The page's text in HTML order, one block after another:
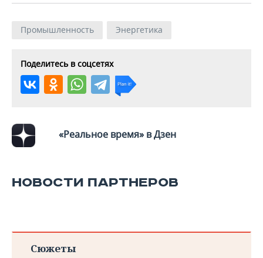
Промышленность Энергетика
Поделитесь в соцсетях
«Реальное время» в Дзен
НОВОСТИ ПАРТНЕРОВ
Сюжеты